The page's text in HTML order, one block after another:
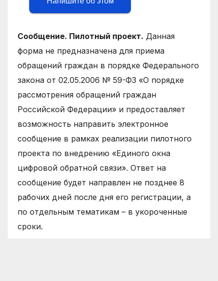
Сообщение. Пилотный проект. Данная
форма не предназначена для приема
обращений граждан в порядке Федерального
закона от 02.05.2006 № 59-ФЗ «О порядке
рассмотрения обращений граждан
Российской Федерации» и предоставляет
возможность направить электронное
сообщение в рамках реализации пилотного
проекта по внедрению «Единого окна
цифровой обратной связи». Ответ на
сообщение будет направлен не позднее 8
рабочих дней после дня его регистрации, а
по отдельным тематикам – в укороченные
сроки.